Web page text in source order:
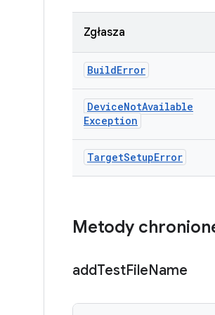
Zgłasza
BuildError
DeviceNotAvailable
Exception
TargetSetupError
Metody
addTestFileName